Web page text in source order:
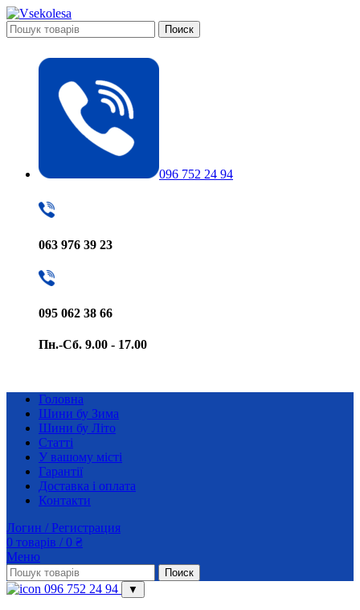
Поиск
096 752 24 94
063 976 39 23
095 062 38 66
Пн.-Сб. 9.00 - 17.00
Головна
Шини бу Зима
Шини бу Літо
Статті
У вашому місті
Гарантії
Доставка і оплата
Контакти
Логин / Регистрация
0 товарів / 0 ₴
Меню
Поиск
096 752 24 94 ▼